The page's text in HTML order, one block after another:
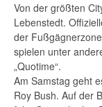
Von der größten
Lebenstedt.
der
spielen unter
„Quotime“.
Am Samstag geht
Roy Bush. Auf der